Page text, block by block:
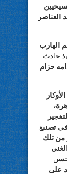
العناصر
الهارب
حادث
حزام
للتفجير
تصنيع
من تلك
على